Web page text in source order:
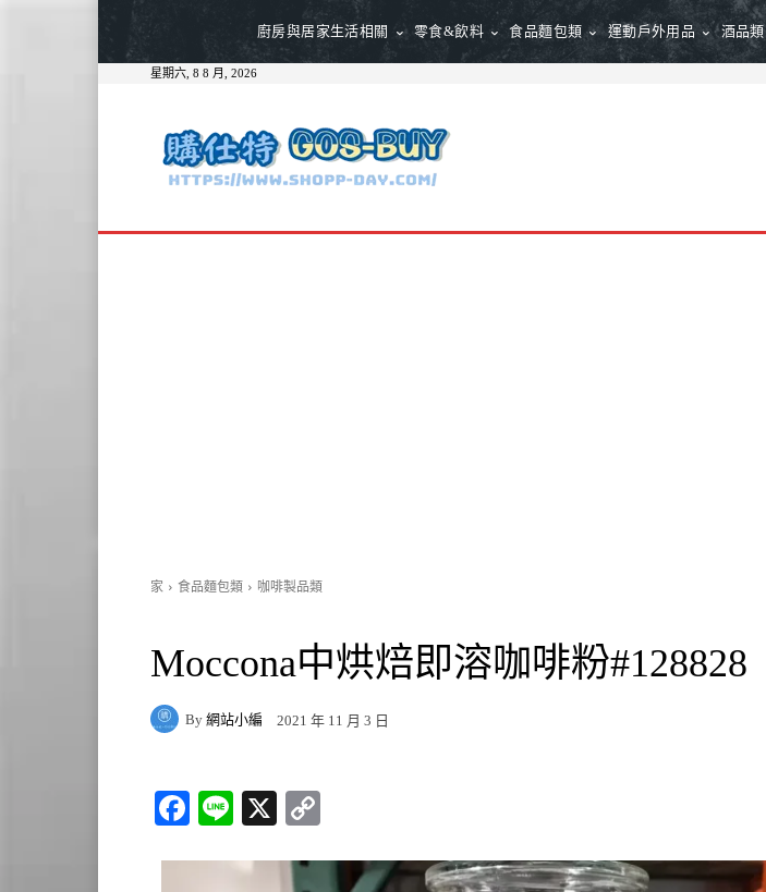
廚房與居家生活相關 零食&飲料 食品麵包類 運動戶外用品 酒品類
星期六, 8 8 月, 2026
家 食品麵包類 咖啡製品類
Moccona中烘焙即溶咖啡粉#128828
By 網站小編 2021 年 11 月 3 日
Fa
Li
X